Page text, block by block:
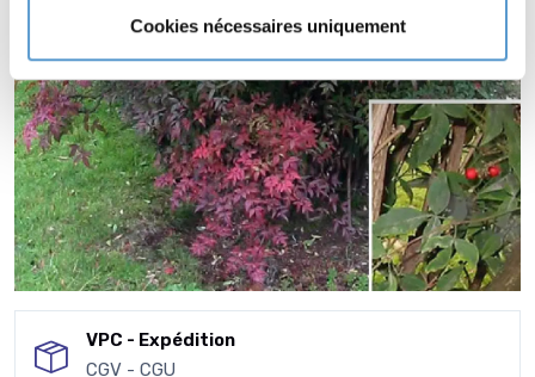
Cookies nécessaires uniquement
VPC - Expédition
CGV - CGU